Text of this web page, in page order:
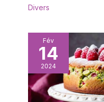
Divers
Fév
14
2024